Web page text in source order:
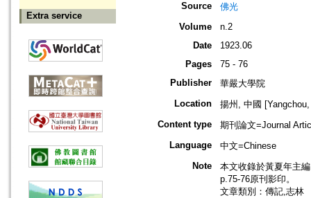
Extra service
Source
佛光
Volume
n.2
Date
1923.06
Pages
75 - 76
Publisher
華嚴大學院
Location
揚州, 中國
Content type
期刊論文=Journal
Language
中文=Chinese
Note
本文收錄於黃夏年主
p.75-76原刊影印。
文章類別：傳記,志林